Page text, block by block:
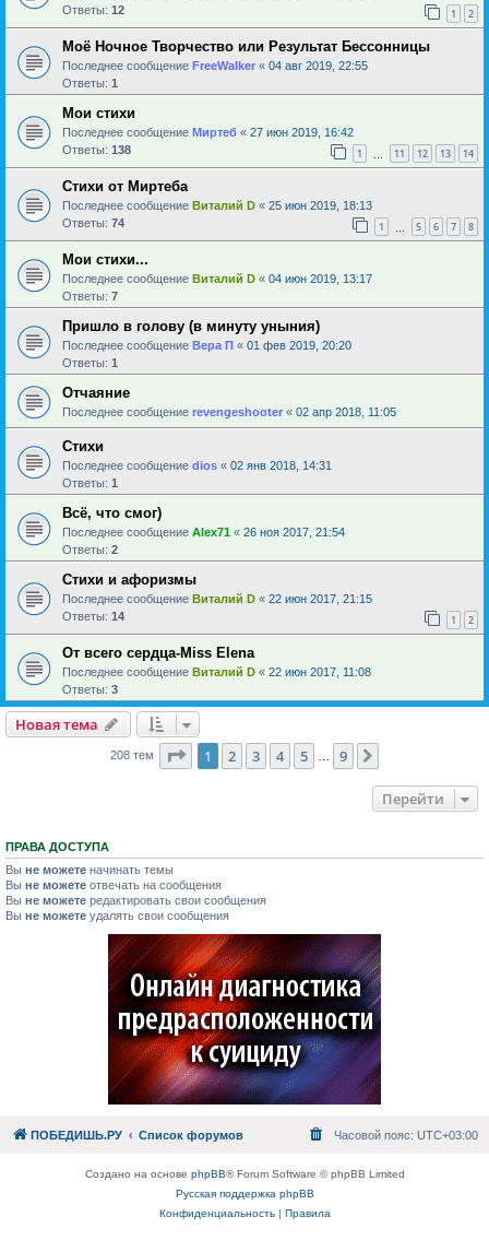
Ответы: 12 1 2
Моё Ночное Творчество или Результат Бессонницы
Последнее сообщение FreeWalker « 04 авг 2019, 22:55
Ответы: 1
Мои стихи
Последнее сообщение Миртеб « 27 июн 2019, 16:42
Ответы: 138 1 11 12 13 14
Стихи от Миртеба
Последнее сообщение Виталий D « 25 июн 2019, 18:13
Ответы: 74 1 5 6 7 8
Мои стихи...
Последнее сообщение Виталий D « 04 июн 2019, 13:17
Ответы: 7
Пришло в голову (в минуту уныния)
Последнее сообщение Вера П « 01 фев 2019, 20:20
Ответы: 1
Отчаяние
Последнее сообщение revengeshooter « 02 апр 2018, 11:05
Стихи
Последнее сообщение dios « 02 янв 2018, 14:31
Ответы: 1
Всё, что смог)
Последнее сообщение Alex71 « 26 ноя 2017, 21:54
Ответы: 2
Стихи и афоризмы
Последнее сообщение Виталий D « 22 июн 2017, 21:15
Ответы: 14 1 2
От всего сердца-Miss Elena
Последнее сообщение Виталий D « 22 июн 2017, 11:08
Ответы: 3
Новая тема
208 тем Страница из
1 2 3 4 5 9
Перейти
ПРАВА ДОСТУПА
Вы не можете начинать темы
Вы не можете отвечать на сообщения
Вы не можете редактировать свои сообщения
Вы не можете удалять свои сообщения
ПОБЕДИШЬ.РУ Список форумов Часовой пояс: UTC+03:00
Создано на основе phpBB® Forum Software © phpBB Limited
Русская поддержка phpBB
Конфиденциальность| Правила